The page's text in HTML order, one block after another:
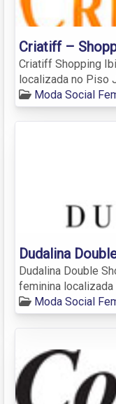
Criatiff –
Criatiff Shopping
localizada no Piso
Moda Social
Dudalina
Dudalina Double
feminina
Moda Social